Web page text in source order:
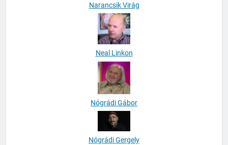
Narancsik Virág
Neal Linkon
Nógrádi Gábor
Nógrádi Gergely